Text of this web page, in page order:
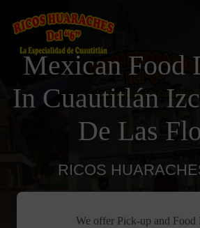
Mexican Food
In Cuautitlán
De Las
RICOS
We offer Pick-up and Food